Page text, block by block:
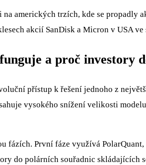
amerických trzích, kde se propadly
akcií SanDisk a Micron v USA ve
a proč investory
přístup k řešení jednoho z
vysokého snížení velikosti
fázích. První fáze využívá
do polárních souřadnic skládajících